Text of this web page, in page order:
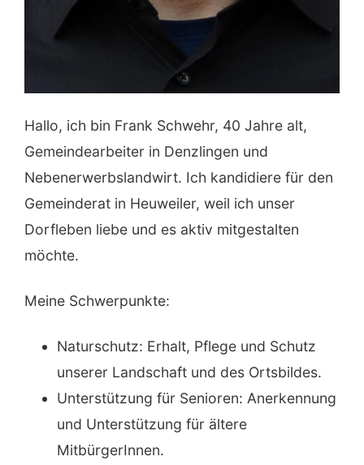
Hallo, ich bin Frank Schwehr, 40 Jahre alt,
Gemeindearbeiter in Denzlingen und
Nebenerwerbslandwirt. Ich kandidiere für den
Gemeinderat in Heuweiler, weil ich unser
Dorfleben liebe und es aktiv mitgestalten
möchte.
Meine Schwerpunkte:
Naturschutz: Erhalt, Pflege und Schutz
unserer Landschaft und des Ortsbildes.
Unterstützung für Senioren: Anerkennung
und Unterstützung für ältere
MitbürgerInnen.